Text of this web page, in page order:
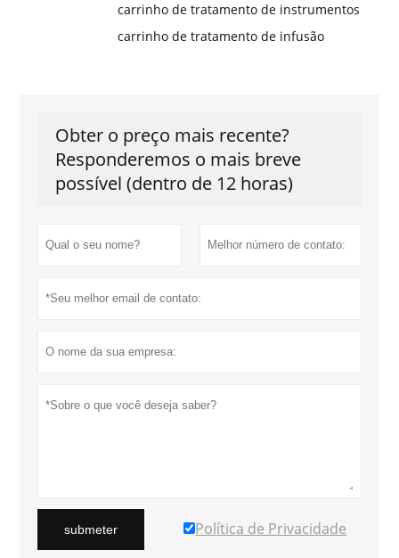
carrinho de tratamento de instrumentos
carrinho de tratamento de infusão
Obter o preço mais recente?
Responderemos o mais breve
possível (dentro de 12 horas)
submeter Política de Privacidade